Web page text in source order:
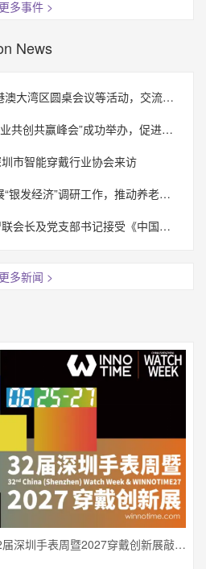
更多事件 >
News
桌会议等活动，交流思想，推动创新合作
会”成功举办，促进AI眼镜全产业链合作共融
市智能穿戴行业协会来访
济”调研工作，推动养老事业高质量发展
及党支部书记接受《中国之声》采访
更多新闻 >